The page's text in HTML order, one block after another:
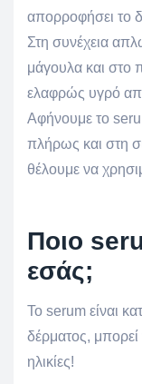
απορροφήσει το
Στη συνέχεια
μάγουλα και στο
ελαφρώς υγρό
Αφήνουμε το
πλήρως και στη
θέλουμε να
Ποιο
εσάς;
Το serum είναι
δέρματος, μπορεί
ηλικίες!